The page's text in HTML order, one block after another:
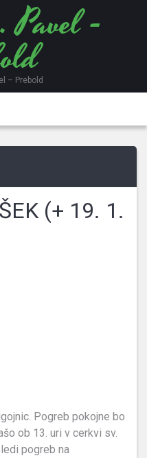
Pavel -
– Prebold
(+ 19. 1.
Pogreb pokojne bo
ob 13. uri v cerkvi sv.
pogreb na